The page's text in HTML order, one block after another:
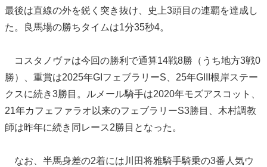
最後は直線の外を鋭く突き抜け、史上3頭目の連覇を達成し
た。良馬場の勝ちタイムは1分35秒4。
コスタノヴァは今回の勝利で通算14戦8勝（うち地方3戦0
勝）、重賞は2025年GIフェブラリーS、25年GIII根岸ステー
クスに続き3勝目。ルメール騎手は2020年モズアスコット、
21年カフェファラオ以来のフェブラリーS3勝目、木村調教
師は昨年に続き同レース2勝目となった。
なお、半馬身差の2着には川田将雅騎手騎乗の3番人気ウ